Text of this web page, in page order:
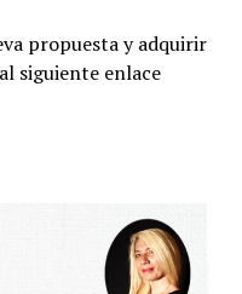
propuesta y adquirir
siguiente enlace